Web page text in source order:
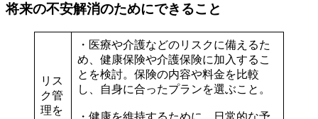
将来の不安解消のためにできること
リス
ク管
理を
・医療や介護などのリスクに備えるた
め、 健康保険や介護保険に加入するこ
とを検討。保険の内容や料金を比較
し、自身に合ったプランを選ぶこと。
・健康を維持するために、日常的な予